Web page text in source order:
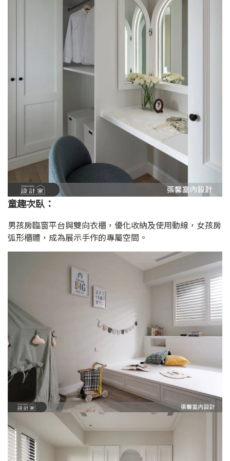
童趣次臥：
男孩房臨窗平台與雙向衣櫃，優化收納及使用動線，女孩房
弧形櫃體，成為展示手作的專屬空間。